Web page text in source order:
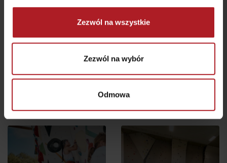
Zezwól na wszystkie
Zezwól na wybór
Odmowa
BIKE SMILE –
Wypożyczalnia rowerów